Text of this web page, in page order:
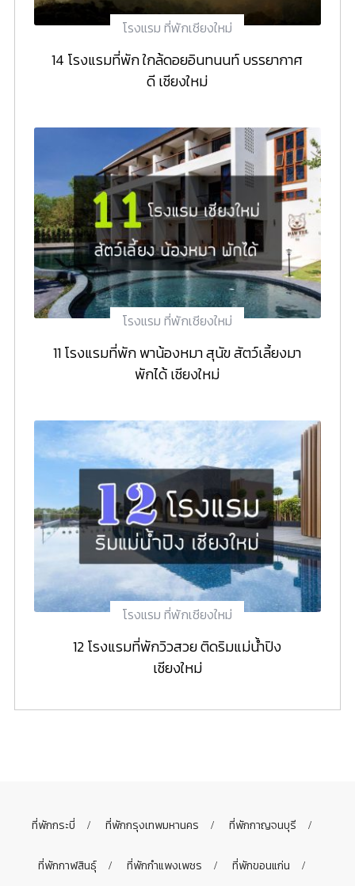
โรงแรม ที่พักเชียงใหม่
14 โรงแรมที่พัก ใกล้ดอยอินทนนท์ บรรยากาศ
ดี เชียงใหม่
โรงแรม ที่พักเชียงใหม่
11 โรงแรมที่พัก พาน้องหมา สุนัข สัตว์เลี้ยงมา
พักได้ เชียงใหม่
โรงแรม ที่พักเชียงใหม่
12 โรงแรมที่พักวิวสวย ติดริมแม่น้ำปิง
เชียงใหม่
ที่พักกระบี่ ที่พักกรุงเทพมหานคร ที่พักกาญจนบุรี
ที่พักกาฬสินธุ์ ที่พักกำแพงเพชร ที่พักขอนแก่น